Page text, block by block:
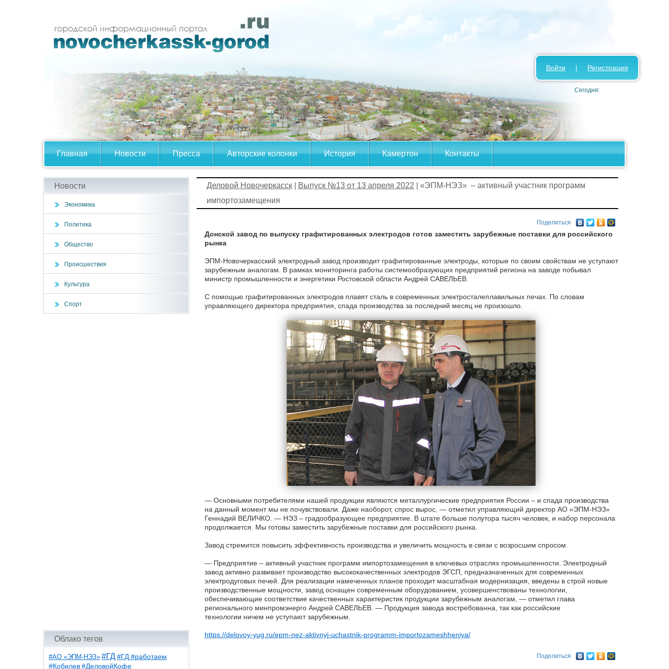
Главная Новости Пресса Авторские колонки История Камертон Контакты
Войти | Регистрация
Сегодня:
Новости
Экономика
Политика
Общество
Происшествия
Культура
Спорт
Облако тегов
#АО «ЭПМ-НЭЗ» #ГД #ГД #работаем
#Кобилев #ДеловойКофе
Деловой Новочеркасск| Выпуск №13 от 13 апреля 2022 | «ЭПМ-НЭЗ» – активный участник программ
импортозамещения
Поделиться
Донской завод по выпуску графитированных электродов готов заместить зарубежные поставки для российского
рынка
ЭПМ-Новочеркасский электродный завод производит графитированные электроды, которые по своим свойствам не уступают
зарубежным аналогам. В рамках мониторинга работы системообразующих предприятий региона на заводе побывал
министр промышленности и энергетики Ростовской области Андрей САВЕЛЬЕВ.
С помощью графитированных электродов плавят сталь в современных электросталеплавильных печах. По словам
управляющего директора предприятия, спада производства за последний месяц не произошло.
— Основными потребителями нашей продукции являются металлургические предприятия России – и спада производства
на данный момент мы не почувствовали. Даже наоборот, спрос вырос, — отметил управляющий директор АО «ЭПМ-НЭЗ»
Геннадий ВЕЛИЧКО. — НЭЗ – градообразующее предприятие. В штате больше полутора тысяч человек, и набор персонала
продолжается. Мы готовы заместить зарубежные поставки для российского рынка.
Завод стремится повысить эффективность производства и увеличить мощность в связи с возросшим спросом.
— Предприятие – активный участник программ импортозамещения в ключевых отраслях промышленности. Электродный
завод активно развивает производство высококачественных электродов ЭГСП, предназначенных для современных
электродуговых печей. Для реализации намеченных планов проходит масштабная модернизация, введены в строй новые
производственные мощности, завод оснащен современным оборудованием, усовершенствованы технологии,
обеспечивающие соответствие качественных характеристик продукции зарубежным аналогам, — отметил глава
регионального минпромэнерго Андрей САВЕЛЬЕВ. — Продукция завода востребованна, так как российские
технологии ничем не уступают зарубежным.
https://delovoy-yug.ru/epm-nez-aktivnyj-uchastnik-programm-importozameshheniya/
Поделиться